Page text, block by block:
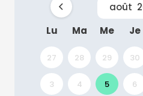
août
Lu
Ma Me Je
27 28 29 30
3 4 5 6